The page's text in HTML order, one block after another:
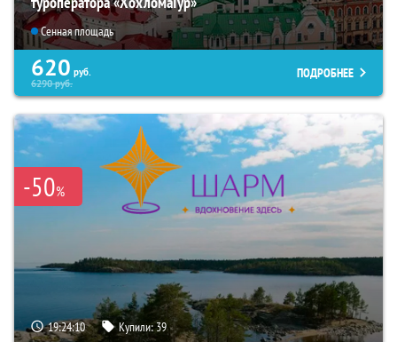
Сенная площадь
620 руб.
6290руб.
ПОДРОБНЕЕ
-50%
19:24:09 Купили:39